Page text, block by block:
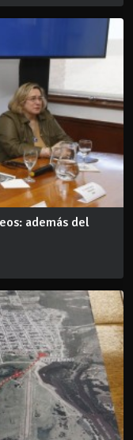
además del